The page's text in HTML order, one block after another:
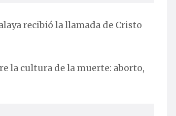
recibió la llamada de Cristo
la cultura de la muerte: aborto,